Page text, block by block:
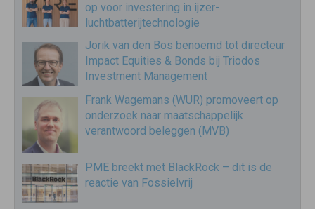
op voor investering in ijzer-
luchtbatterijtechnologie
Jorik van den Bos benoemd tot directeur
Impact Equities & Bonds bij Triodos
Investment Management
Frank Wagemans (WUR) promoveert op
onderzoek naar maatschappelijk
verantwoord beleggen (MVB)
PME breekt met BlackRock – dit is de
reactie van Fossielvrij